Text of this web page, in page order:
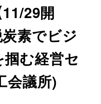
11/29開
素でビジ
む経営セ
会議所)